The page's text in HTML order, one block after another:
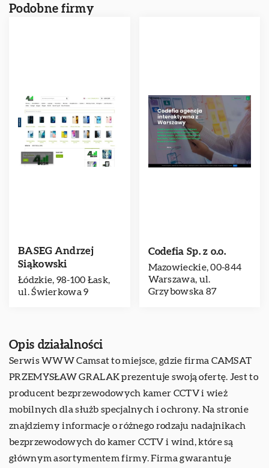
Podobne firmy
BASEG Andrzej
Siąkowski
Łódzkie, 98-100 Łask,
ul. Świerkowa 9
Codefia Sp. z o.o.
Mazowieckie, 00-844
Warszawa, ul.
Grzybowska 87
Opis działalności
Serwis WWW Camsat to miejsce, gdzie firma CAMSAT
PRZEMYSŁAW GRALAK prezentuje swoją ofertę. Jest to
producent bezprzewodowych kamer CCTV i wież
mobilnych dla służb specjalnych i ochrony. Na stronie
znajdziemy informacje o różnego rodzaju nadajnikach
bezprzewodowych do kamer CCTV i wind, które są
głównym asortymentem firmy. Firma gwarantuje